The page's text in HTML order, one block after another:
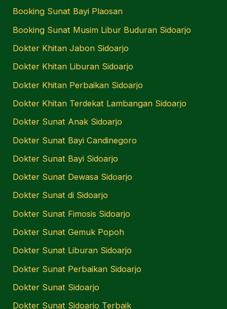
Booking Sunat Bayi Plaosan
Booking Sunat Musim Libur Buduran Sidoarjo
Dokter Khitan Jabon Sidoarjo
Dokter Khitan Liburan Sidoarjo
Dokter Khitan Perbaikan Sidoarjo
Dokter Khitan Terdekat Lambangan Sidoarjo
Dokter Sunat Anak Sidoarjo
Dokter Sunat Bayi Candinegoro
Dokter Sunat Bayi Sidoarjo
Dokter Sunat Dewasa Sidoarjo
Dokter Sunat di Sidoarjo
Dokter Sunat Fimosis Sidoarjo
Dokter Sunat Gemuk Popoh
Dokter Sunat Liburan Sidoarjo
Dokter Sunat Perbaikan Sidoarjo
Dokter Sunat Sidoarjo
Dokter Sunat Sidoarjo Terbaik